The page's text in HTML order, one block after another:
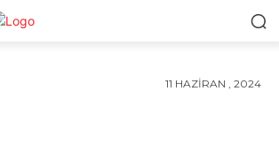
11 HAZIRAN , 2024